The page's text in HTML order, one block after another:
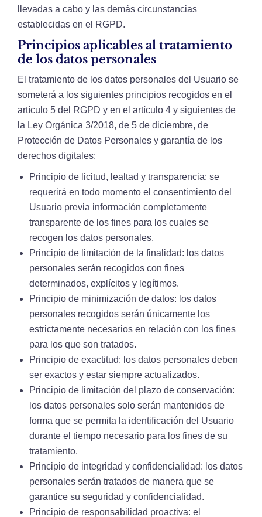
llevadas a cabo y las demás circunstancias
establecidas en el RGPD.
Principios aplicables al tratamiento
de los datos personales
El tratamiento de los datos personales del Usuario se
someterá a los siguientes principios recogidos en el
artículo 5 del RGPD y en el artículo 4 y siguientes de
la Ley Orgánica 3/2018, de 5 de diciembre, de
Protección de Datos Personales y garantía de los
derechos digitales:
Principio de licitud, lealtad y transparencia: se
requerirá en todo momento el consentimiento del
Usuario previa información completamente
transparente de los fines para los cuales se
recogen los datos personales.
Principio de limitación de la finalidad: los datos
personales serán recogidos con fines
determinados, explícitos y legítimos.
Principio de minimización de datos: los datos
personales recogidos serán únicamente los
estrictamente necesarios en relación con los fines
para los que son tratados.
Principio de exactitud: los datos personales deben
ser exactos y estar siempre actualizados.
Principio de limitación del plazo de conservación:
los datos personales solo serán mantenidos de
forma que se permita la identificación del Usuario
durante el tiempo necesario para los fines de su
tratamiento.
Principio de integridad y confidencialidad: los datos
personales serán tratados de manera que se
garantice su seguridad y confidencialidad.
Principio de responsabilidad proactiva: el